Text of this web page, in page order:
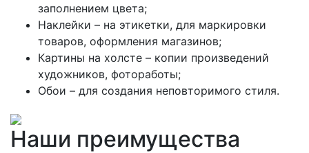
заполнением цвета;
Наклейки – на этикетки, для маркировки
товаров, оформления магазинов;
Картины на холсте – копии произведений
художников, фотоработы;
Обои – для создания неповторимого стиля.
Наши преимущества